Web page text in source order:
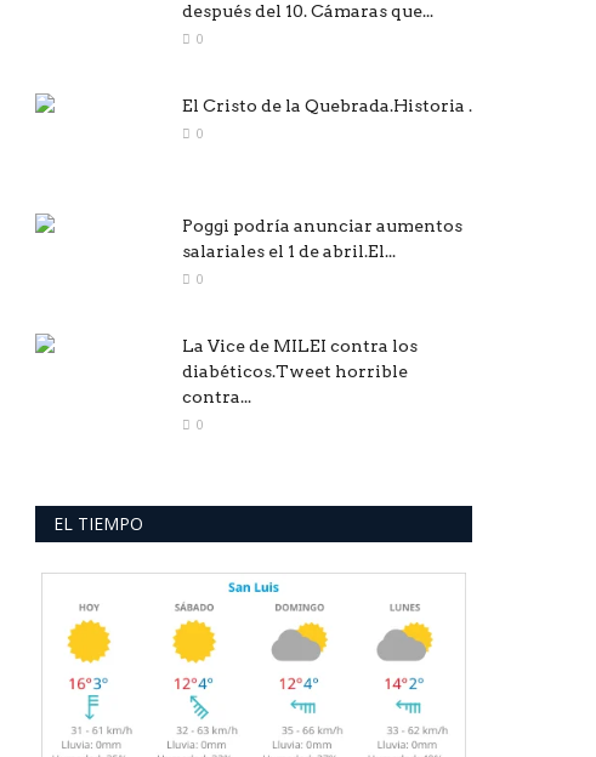
después del 10. Cámaras que...
0
El Cristo de la Quebrada.Historia .
0
Poggi podría anunciar aumentos
salariales el 1 de abril.El...
0
La Vice de MILEI contra los
diabéticos.Tweet horrible
contra...
0
EL TIEMPO